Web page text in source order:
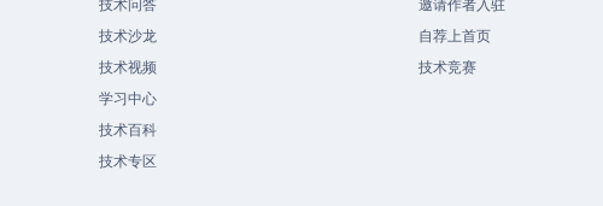
技术沙龙
技术视频
学习中心
技术百科
技术专区
自荐上首页
技术竞赛